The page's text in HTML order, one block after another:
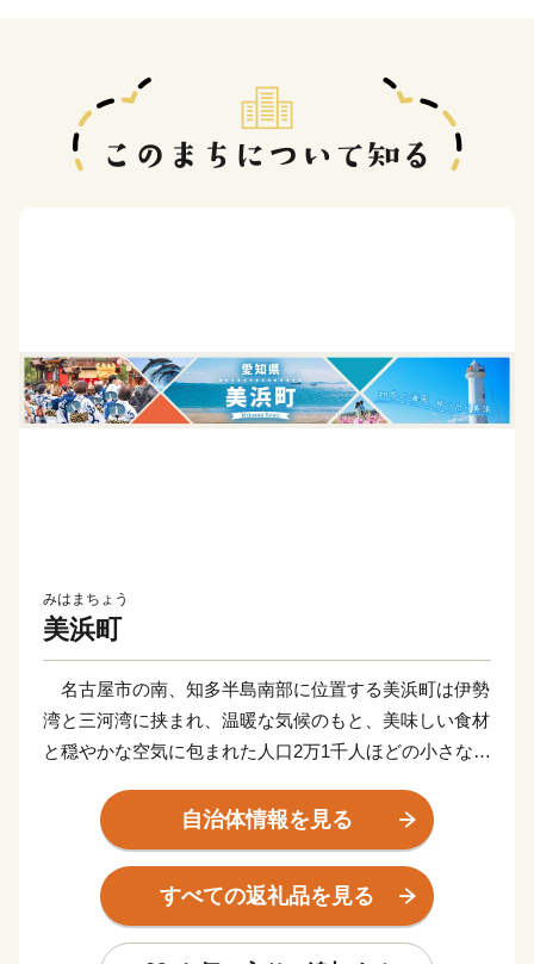
みはまちょう
美浜町
名古屋市の南、知多半島南部に位置する美浜町は伊勢
湾と三河湾に挟まれ、温暖な気候のもと、美味しい食材
と穏やかな空気に包まれた人口2万1千人ほどの小さな町
海の街のシンボル「野間埼灯台」とともに観光地として
も知られており、海岸から望む柔らかな朝陽と壮大な夕
陽は見た人の心を魅了し、心地のよい波音が日常の疲れ
を癒やしてくれます。
自治体情報を見る
すべての返礼品を見る